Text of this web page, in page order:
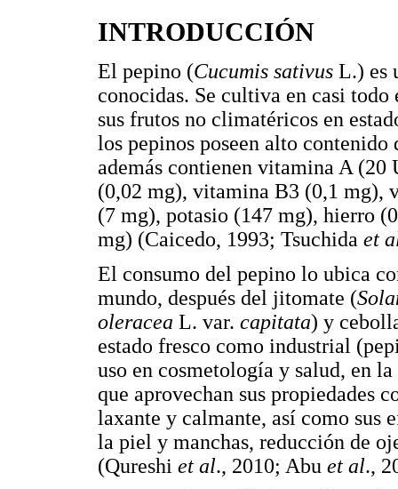
INTRODUCCIÓN
El pepino (Cucumis sativus L.) es
conocidas. Se cultiva en casi
sus frutos no climatéricos en
los pepinos poseen alto
además contienen vitamina A
(0,02 mg), vitamina B3 (0,1 mg),
(7 mg), potasio (147 mg), hierro
mg) (Caicedo, 1993; Tsuchida et
El consumo del pepino lo ubica
mundo, después del jitomate (
oleracea L. var. capitata) y
estado fresco como industrial
uso en cosmetología y salud, en
que aprovechan sus propiedades
laxante y calmante, así como sus
la piel y manchas, reducción de
(Qureshi et al., 2010; Abu et al.,